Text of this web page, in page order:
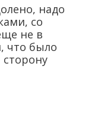
надо
со
не в
что было